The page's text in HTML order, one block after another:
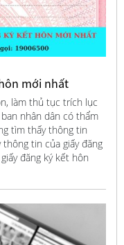
mới nhất
làm thủ tục trích lục
nhân dân có thẩm
tìm thấy thông tin
tin của giấy đăng
đăng ký kết hôn